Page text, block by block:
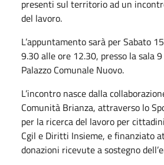
presenti sul territorio ad un
del lavoro.
L’appuntamento sarà per Sabato
9.30 alle ore 12.30, presso la sala
Palazzo Comunale Nuovo.
L’incontro nasce dalla
Comunità Brianza, attraverso lo
per la ricerca del lavoro per
Cgil e Diritti Insieme, e finanziato
donazioni ricevute a sostegno